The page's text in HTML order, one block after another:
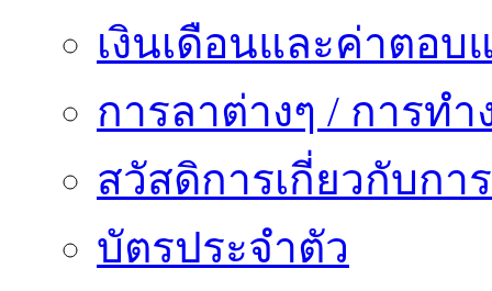
เงินเดือนและค่าตอบ
การลาต่างๆ / การทำ
สวัสดิการเกี่ยวกับกา
บัตรประจำตัว